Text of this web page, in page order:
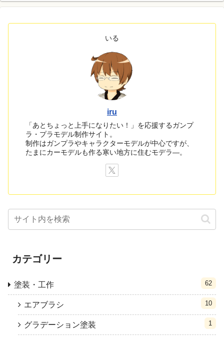
いる
iru
「あとちょっと上手になりたい！」を応援するガンプ
ラ・プラモデル制作サイト。
制作はガンプラやキャラクターモデルが中心ですが、
たまにカーモデルも作る寒い地方に住むモデラ―。
カテゴリー
塗装・工作 62
エアブラシ 10
グラデーション塗装 1